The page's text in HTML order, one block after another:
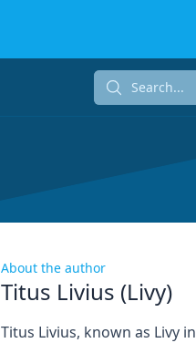
Search...
About the author
Titus Livius (Livy)
Titus Livius, known as Livy in